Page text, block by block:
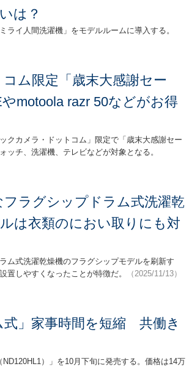
は？
イ人間洗濯機」をモデルルームに導入する。
ム限定「歳末大感謝セー
motoola razr 50などがお得
クカメラ・ドットコム」限定で「歳末大感謝セー
ッチ、洗濯機、テレビなどが対象となる。
ラグシップドラム式洗濯乾
は衣類のにおい取りにも対
ム式洗濯乾燥機のフラグシップモデルを刷新す
置しやすくなったことが特徴だ。
（2025/11/13）
式」家事時間を短縮 共働き
）」を10月下旬に発売する。価格は14万